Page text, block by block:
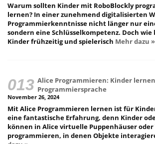
Warum sollten Kinder mit RoboBlockly
lernen? In einer zunehmend digitalisierten
Programmierkenntnisse nicht länger nur
sondern eine Schlüsselkompetenz. Doch wie
Kinder frühzeitig und spielerisch Mehr dazu »
Alice Programmieren: Kinder
Programmiersprache
November 26, 2024
Mit Alice Programmieren lernen ist für
eine fantastische Erfahrung, denn Kinder
können in Alice virtuelle Puppenhäuser
programmieren, in denen Objekte